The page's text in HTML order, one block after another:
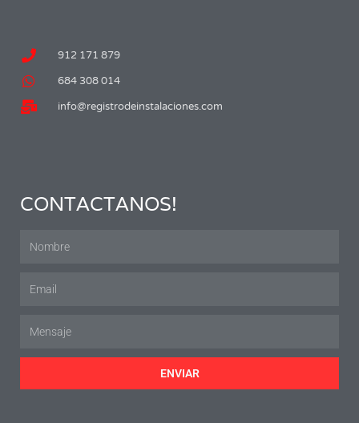
912 171 879
684 308 014
info@registrodeinstalaciones.com
CONTACTANOS!
ENVIAR